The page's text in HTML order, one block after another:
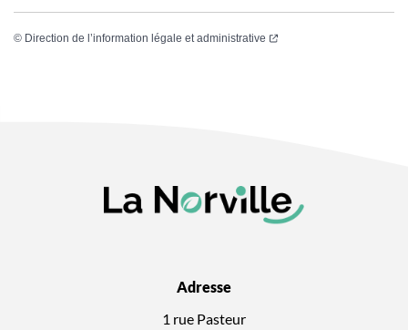
© Direction de l’information légale et administrative (ouverture dans un
Adresse
1 rue Pasteur